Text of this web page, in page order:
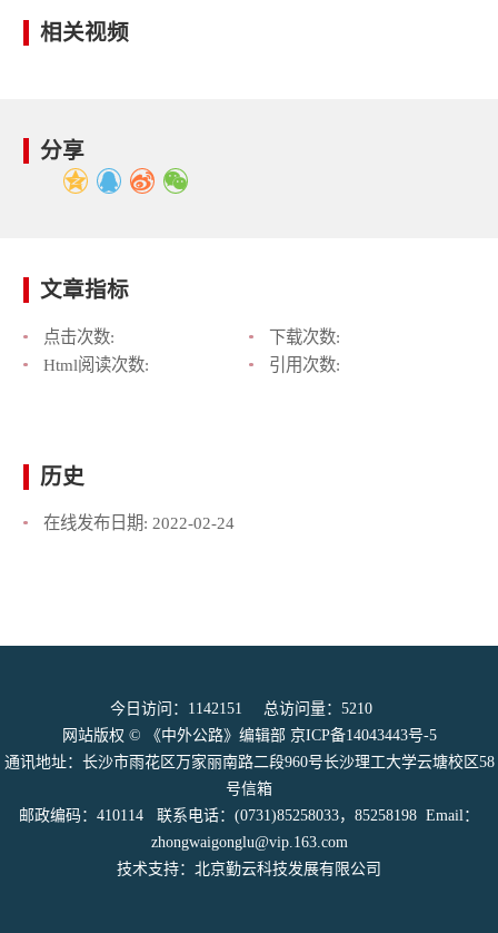
相关视频
分享
文章指标
点击次数:
下载次数:
Html阅读次数:
引用次数:
历史
在线发布日期: 2022-02-24
今日访问： 1142151 总访问量： 5210
网站版权 © 《中外公路》编辑部 京ICP备14043443号-5
通讯地址：长沙市雨花区万家丽南路二段960号长沙理工大学云塘校区58
号信箱
邮政编码：410114 联系电话：(0731)85258033，85258198 Email：
zhongwaigonglu@vip.163.com
技术支持：北京勤云科技发展有限公司